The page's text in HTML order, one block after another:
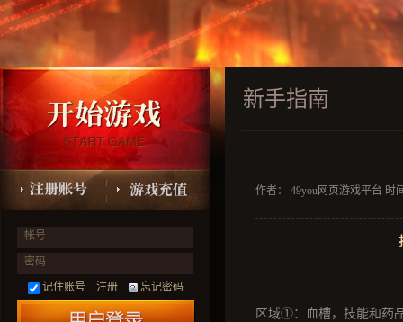
帐号
密码
记住账号 注册 忘记密码
新手指南
作者： 49you网页游戏平台 时
区域①：血槽，技能和药